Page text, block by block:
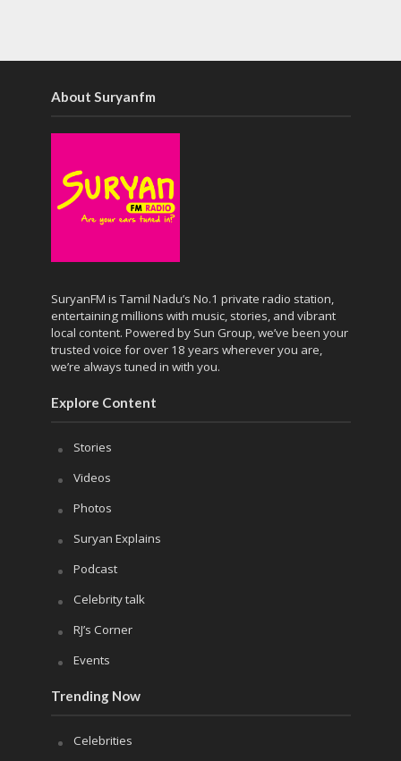
About Suryanfm
SuryanFM is Tamil Nadu’s No.1 private radio station,
entertaining millions with music, stories, and vibrant
local content. Powered by Sun Group, we’ve been your
trusted voice for over 18 years wherever you are,
we’re always tuned in with you.
Explore Content
Stories
Videos
Photos
Suryan Explains
Podcast
Celebrity talk
RJ’s Corner
Events
Trending Now
Celebrities